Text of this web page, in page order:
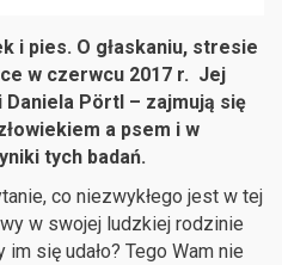
i pies. O głaskaniu, stresie
w czerwcu 2017 r. Jej
Pörtl – zajmują się
a psem i w
tych badań.
co niezwykłego jest w tej
w swojej ludzkiej rodzinie
się udało? Tego Wam nie